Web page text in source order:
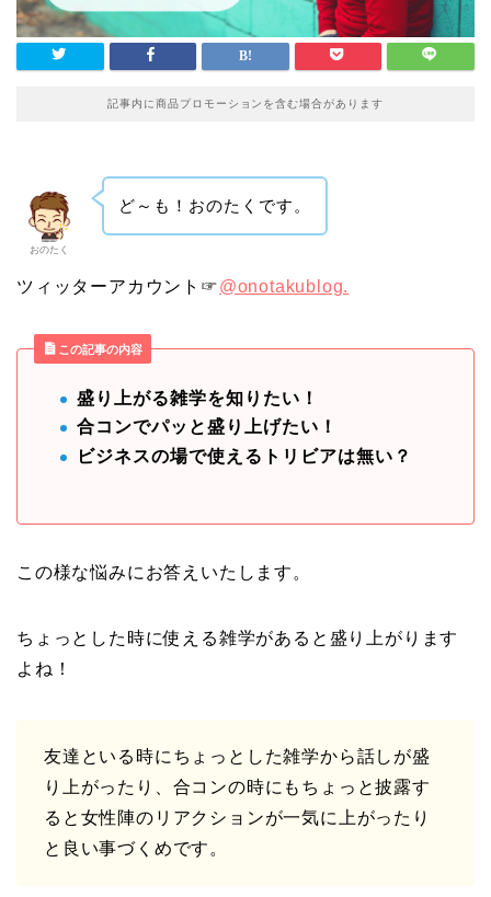
記事内に商品プロモーションを含む場合があります
おのたく
ど～も！おのたくです。
ツィッターアカウント☞@onotakublog.
この記事の内容
盛り上がる雑学を知りたい！
合コンでパッと盛り上げたい！
ビジネスの場で使えるトリビアは無い？
この様な悩みにお答えいたします。
ちょっとした時に使える雑学があると盛り上がります
よね！
友達といる時にちょっとした雑学から話しが盛
り上がったり、合コンの時にもちょっと披露す
ると女性陣のリアクションが一気に上がったり
と良い事づくめです。